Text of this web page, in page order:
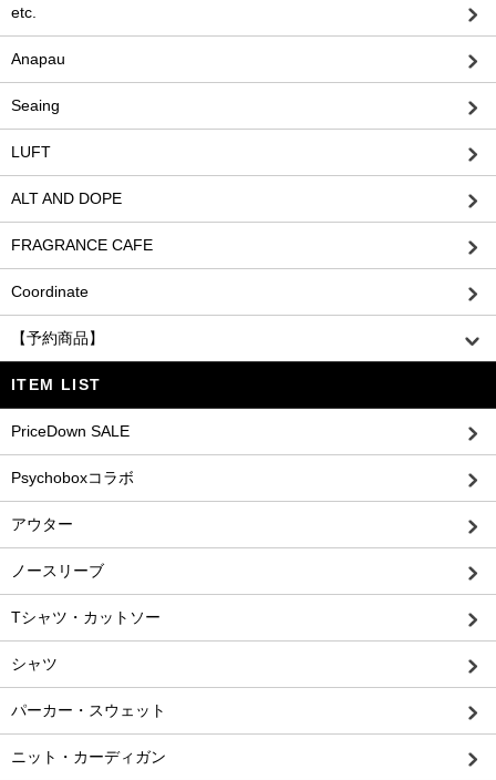
etc.
Anapau
Seaing
LUFT
ALT AND DOPE
FRAGRANCE CAFE
Coordinate
【予約商品】
ITEM LIST
PriceDown SALE
Psychoboxコラボ
アウター
ノースリーブ
Tシャツ・カットソー
シャツ
パーカー・スウェット
ニット・カーディガン